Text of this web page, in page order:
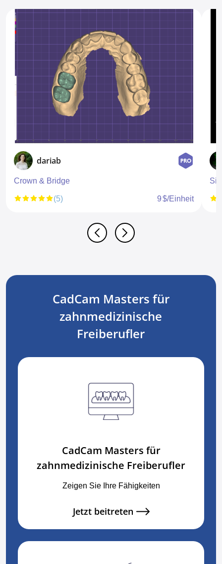
dariab
Crown & Bridge
(5)
9 $/Einheit
CadCam Masters für
zahnmedizinische
Freiberufler
CadCam Masters für
zahnmedizinische Freiberufler
Zeigen Sie Ihre Fähigkeiten
Jetzt beitreten